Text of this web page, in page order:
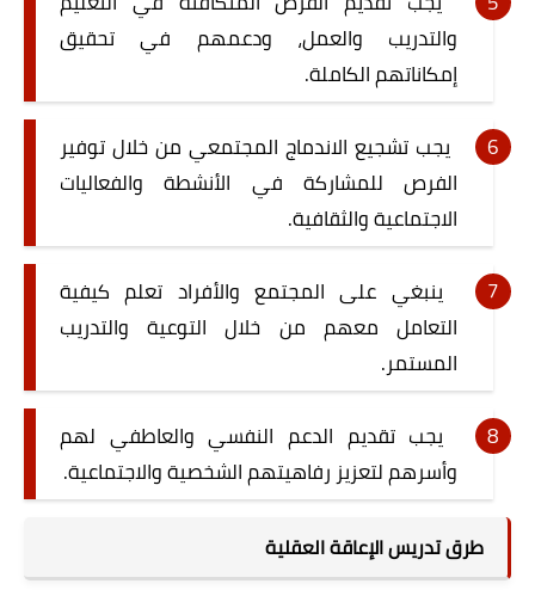
والتدريب والعمل، ودعمهم في تحقيق
إمكاناتهم الكاملة.
يجب تشجيع الاندماج المجتمعي من خلال توفير
الفرص للمشاركة في الأنشطة والفعاليات
الاجتماعية والثقافية.
ينبغي على المجتمع والأفراد تعلم كيفية
التعامل معهم من خلال التوعية والتدريب
المستمر.
يجب تقديم الدعم النفسي والعاطفي لهم
وأسرهم لتعزيز رفاهيتهم الشخصية والاجتماعية.
طرق تدريس الإعاقة العقلية